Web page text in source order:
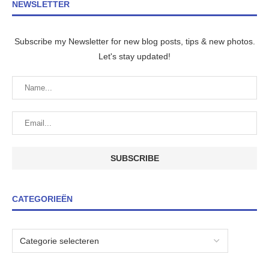
NEWSLETTER
Subscribe my Newsletter for new blog posts, tips & new photos.
Let's stay updated!
CATEGORIEËN